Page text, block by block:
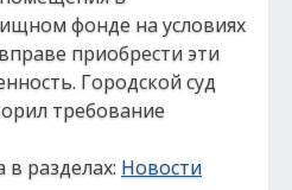
фонде на условиях
приобрести эти
Городской суд
требование
в разделах: Новости